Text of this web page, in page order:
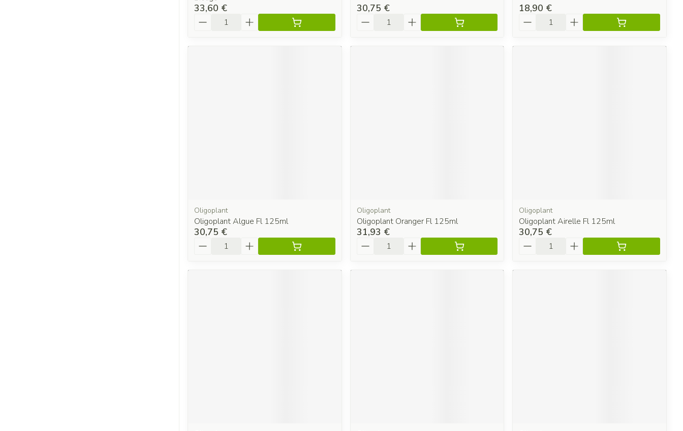
33,60 €
Quantité
30,75 €
Quantité
18,90 €
Quantité
Oligoplant
Oligoplant Algue Fl 125ml
30,75 €
Quantité
Oligoplant
Oligoplant Oranger Fl 125ml
31,93 €
Quantité
Oligoplant
Oligoplant Airelle Fl 125ml
30,75 €
Quantité